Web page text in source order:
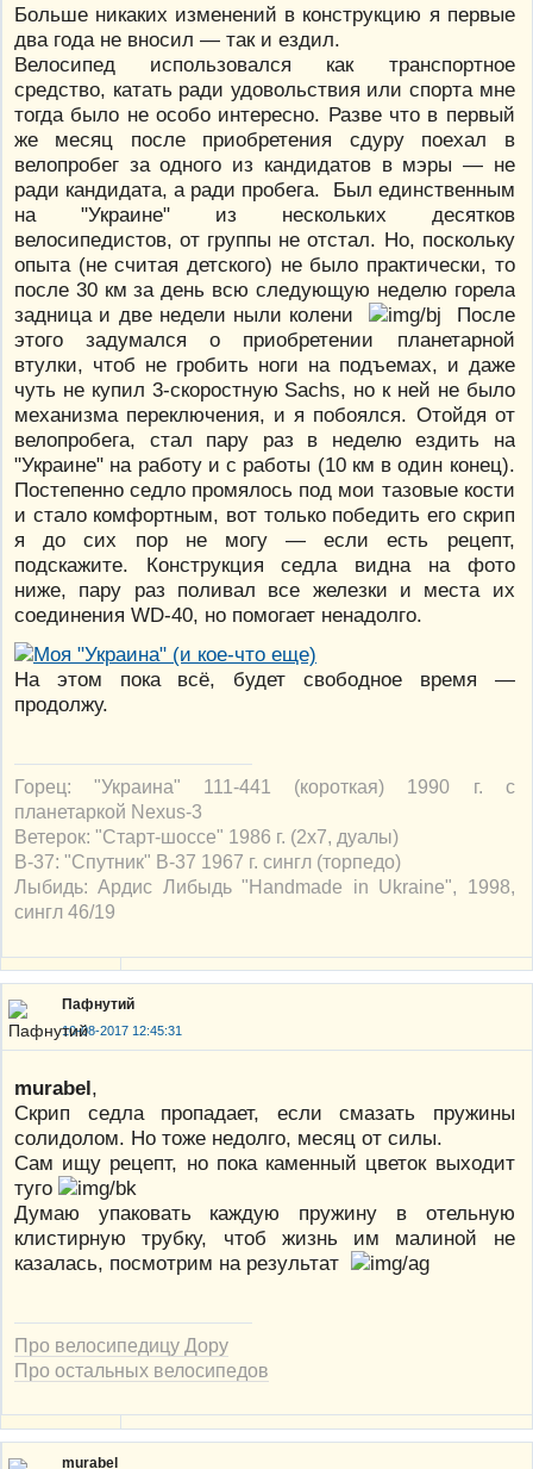
Больше никаких изменений в конструкцию я первые
два года не вносил — так и ездил.
Велосипед использовался как транспортное
средство, катать ради удовольствия или спорта мне
тогда было не особо интересно. Разве что в первый
же месяц после приобретения сдуру поехал в
велопробег за одного из кандидатов в мэры — не
ради кандидата, а ради пробега. Был единственным
на "Украине" из нескольких десятков
велосипедистов, от группы не отстал. Но, поскольку
опыта (не считая детского) не было практически, то
после 30 км за день всю следующую неделю горела
задница и две недели ныли колени
После
этого задумался о приобретении планетарной
втулки, чтоб не гробить ноги на подъемах, и даже
чуть не купил 3-скоростную Sachs, но к ней не было
механизма переключения, и я побоялся. Отойдя от
велопробега, стал пару раз в неделю ездить на
"Украине" на работу и с работы (10 км в один конец).
Постепенно седло промялось под мои тазовые кости
и стало комфортным, вот только победить его скрип
я до сих пор не могу — если есть рецепт,
подскажите. Конструкция седла видна на фото
ниже, пару раз поливал все железки и места их
соединения WD-40, но помогает ненадолго.
На этом пока всё, будет свободное время —
продолжу.
Горец: "Украина" 111-441 (короткая) 1990 г. с
планетаркой Nexus-3
Ветерок: "Старт-шоссе" 1986 г. (2х7, дуалы)
В-37: "Спутник" В-37 1967 г. сингл (торпедо)
Лыбидь: Ардис Либыдь "Handmade in Ukraine", 1998,
сингл 46/19
Пафнутий
10-08-2017 12:45:31
murabel,
Скрип седла пропадает, если смазать пружины
солидолом. Но тоже недолго, месяц от силы.
Сам ищу рецепт, но пока каменный цветок выходит
туго
Думаю упаковать каждую пружину в отельную
клистирную трубку, чтоб жизнь им малиной не
казалась, посмотрим на результат
Про велосипедицу Дору
Про остальных велосипедов
murabel